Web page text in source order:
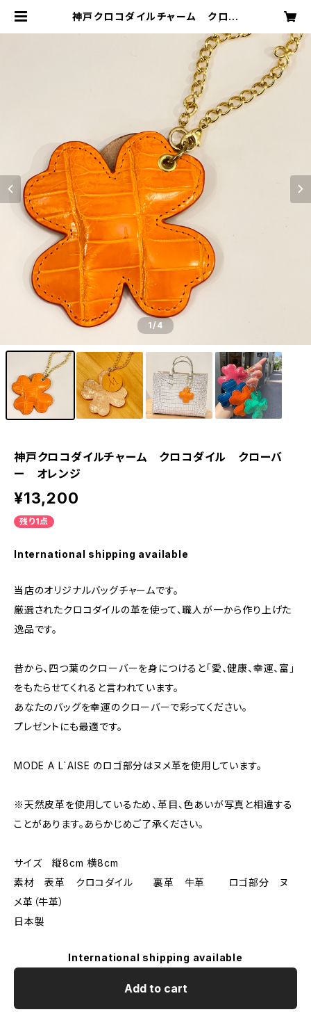
神戸クロコダイルチャーム クロコ
DE A LAISE ONLINE
1/4
神戸クロコダイルチャーム クロコダイル クローバ
ー オレンジ
¥13,200
残り1点
International shipping available
当店のオリジナルバッグチャームです。
厳選されたクロコダイルの革を使って、職人が一から作り上げた
逸品です。
昔から、四つ葉のクローバーを身につけると「愛、健康、幸運、富」
をもたらせてくれると言われています。
あなたのバッグを幸運のクローバーで彩ってください。
プレゼントにも最適です。
MODE A L`AISE のロゴ部分はヌメ革を使用しています。
※天然皮革を使用しているため、革目、色あいが写真と相違する
ことがあります。あらかじめご了承ください。
サイズ 縦8cm 横8cm
素材 表革 クロコダイル 裏革 牛革 ロゴ部分 ヌ
メ革（牛革）
日本製
International shipping available
Add to cart